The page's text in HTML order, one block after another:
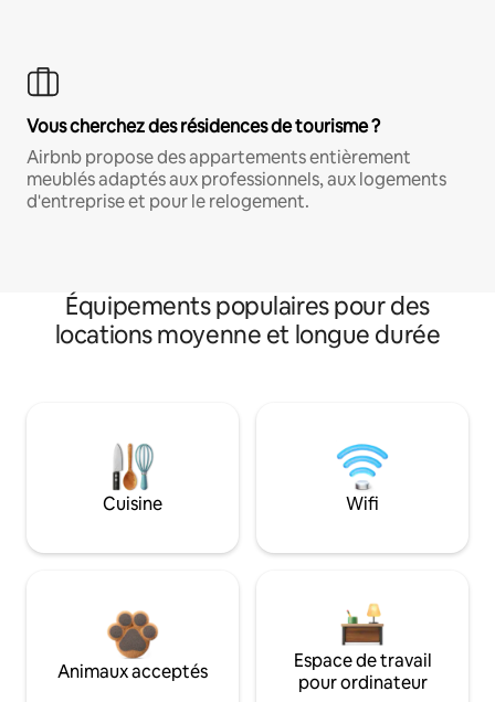
Vous cherchez des résidences de tourisme ?
Airbnb propose des appartements entièrement
meublés adaptés aux professionnels, aux logements
d'entreprise et pour le relogement.
Équipements populaires pour des
locations moyenne et longue durée
Cuisine Wifi
Animaux acceptés
Espace de travail
pour ordinateur